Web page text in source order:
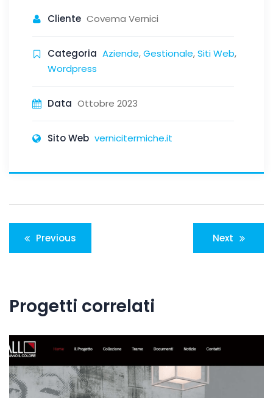
Cliente Covema Vernici
Categoria Aziende,Gestionale,Siti Web,
Wordpress
Data Ottobre 2023
Sito Web vernicitermiche.it
Navigazione
articoli
Previous Next
Progetti correlati